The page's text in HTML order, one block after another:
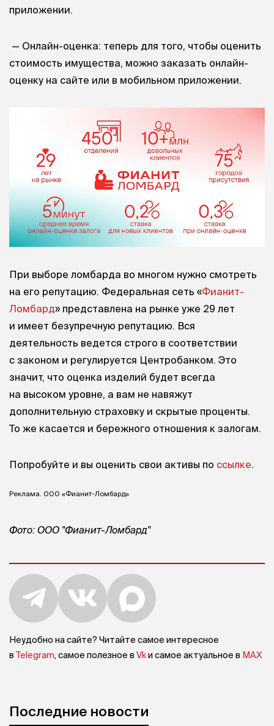
приложении.
— Онлайн-оценка: теперь для того, чтобы оценить
стоимость имущества, можно заказать онлайн-
оценку на сайте или в мобильном приложении.
При выборе ломбарда во многом нужно смотреть
на его репутацию. Федеральная сеть «Фианит-
Ломбард» представлена на рынке уже 29 лет
и имеет безупречную репутацию. Вся
деятельность ведется строго в соответствии
с законом и регулируется Центробанком. Это
значит, что оценка изделий будет всегда
на высоком уровне, а вам не навяжут
дополнительную страховку и скрытые проценты.
То же касается и бережного отношения к залогам.
Попробуйте и вы оценить свои активы по ссылке.
Реклама. ООО «Фианит-Ломбард»
Фото: ООО "Фианит-Ломбард"
Неудобно на сайте? Читайте самое интересное
в Telegram, самое полезное в Vkи самое актуальное в MAX
Последние новости